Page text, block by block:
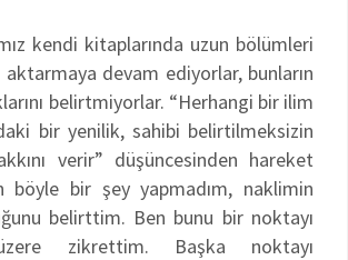
kendi kitaplarında uzun bölümleri
aktarmaya devam ediyorlar, bunların
belirtmiyorlar. “Herhangi bir ilim
bir yenilik, sahibi belirtilmeksizin
verir” düşüncesinden hareket
böyle bir şey yapmadım, naklimin
belirttim. Ben bunu bir noktayı
zikrettim. Başka noktayı